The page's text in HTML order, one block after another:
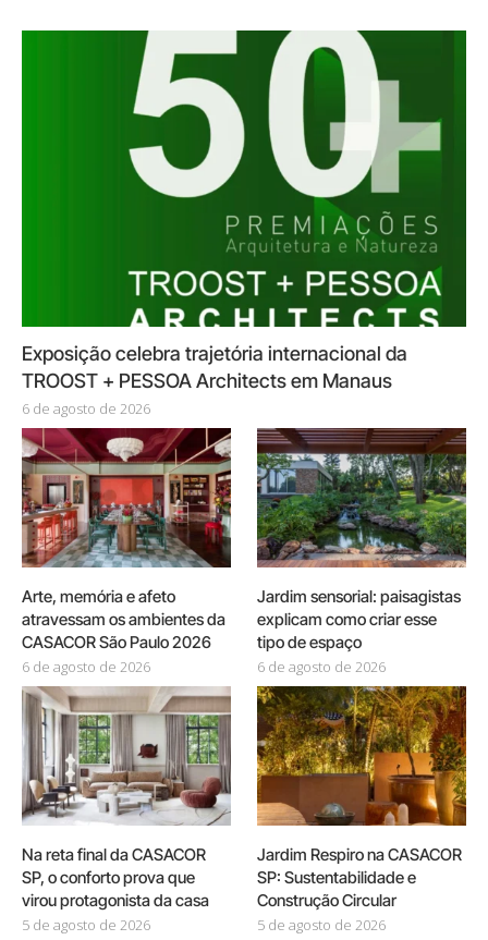
Exposição celebra trajetória internacional da
TROOST + PESSOA Architects em Manaus
6 de agosto de 2026
Arte, memória e afeto
atravessam os ambientes da
CASACOR São Paulo 2026
6 de agosto de 2026
Jardim sensorial: paisagistas
explicam como criar esse
tipo de espaço
6 de agosto de 2026
Na reta final da CASACOR
SP, o conforto prova que
virou protagonista da casa
5 de agosto de 2026
Jardim Respiro na CASACOR
SP: Sustentabilidade e
Construção Circular
5 de agosto de 2026